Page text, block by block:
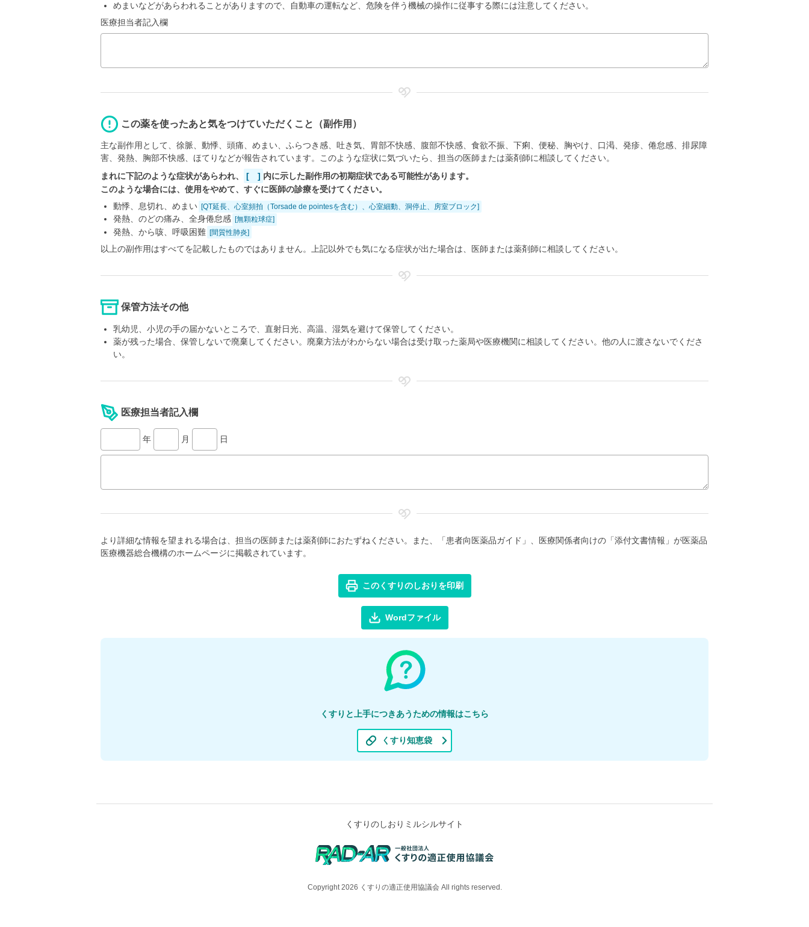
めまいなどがあらわれることがありますので、自動車の運転など、危険を伴う機械の操作に従事する際には注意してください。
医療担当者記入欄
この薬を使ったあと気をつけていただくこと（副作用）
主な副作用として、徐脈、動悸、頭痛、めまい、ふらつき感、吐き気、胃部不快感、腹部不快感、食欲不振、下痢、便秘、胸やけ、口渇、発疹、倦怠感、排尿障
害、発熱、胸部不快感、ほてりなどが報告されています。このような症状に気づいたら、担当の医師または薬剤師に相談してください。
まれに下記のような症状があらわれ、
[ ] 内に示した副作用の初期症状である可能性があります。
このような場合には、使用をやめて、すぐに医師の診療を受けてください。
動悸、息切れ、めまい [QT延長、心室頻拍（Torsade de pointesを含む）、心室細動、洞停止、房室ブロック]
発熱、のどの痛み、全身倦怠感 [無顆粒球症]
発熱、から咳、呼吸困難 [間質性肺炎]
以上の副作用はすべてを記載したものではありません。上記以外でも気になる症状が出た場合は、医師または薬剤師に相談してください。
保管方法その他
乳幼児、小児の手の届かないところで、直射日光、高温、湿気を避けて保管してください。
薬が残った場合、保管しないで廃棄してください。廃棄方法がわからない場合は受け取った薬局や医療機関に相談してください。他の人に渡さないでくださ
い。
医療担当者記入欄
年 月 日
より詳細な情報を望まれる場合は、担当の医師または薬剤師におたずねください。また、「患者向医薬品ガイド」、医療関係者向けの「添付文書情報」が医薬品
医療機器総合機構のホームページに掲載されています。
このくすりのしおりを印刷
Wordファイル
くすりと上手につきあうための情報はこちら
くすり知恵袋
くすりのしおりミルシルサイト
Copyright 2026 くすりの適正使用協議会 All rights reserved.